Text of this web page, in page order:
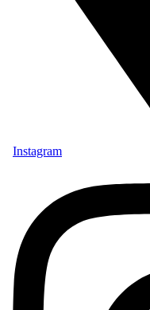
Instagram